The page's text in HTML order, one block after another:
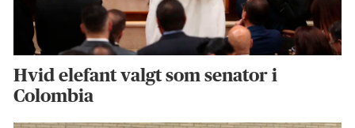
Hvid elefant valgt som senator i
Colombia